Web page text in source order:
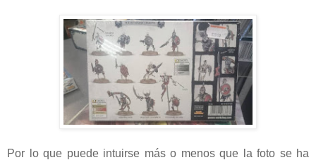
Por lo que puede intuirse más o menos que la foto se ha